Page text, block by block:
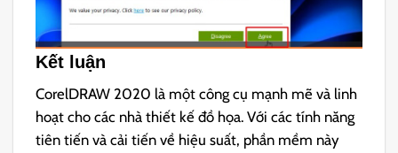
Kết luận
CorelDRAW 2020 là một công cụ mạnh mẽ và linh
hoạt cho các nhà thiết kế đồ họa. Với các tính năng
tiên tiến và cải tiến về hiệu suất, phần mềm này